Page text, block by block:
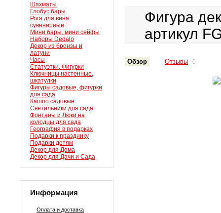
Шахматы
Глобус бары
Рога для вина
сувенирные
Мини бары, мини сейфы
Наборы Dedalo
Декор из бронзы и
латуни
Часы
Статуэтки, Фигурки
Ключницы настенные,
шкатулки
Фигуры садовые, фигурки
для сада
Кашпо садовые
Светильники для сада
Фонтаны и Люки на
колодцы для сада
География в подарках
Подарки к празднику
Подарки детям
Декор для Дома
Декор для Дачи и Сада
Информация
Оплата и доставка
Фигура
артикул
Обзор Отзывы 0